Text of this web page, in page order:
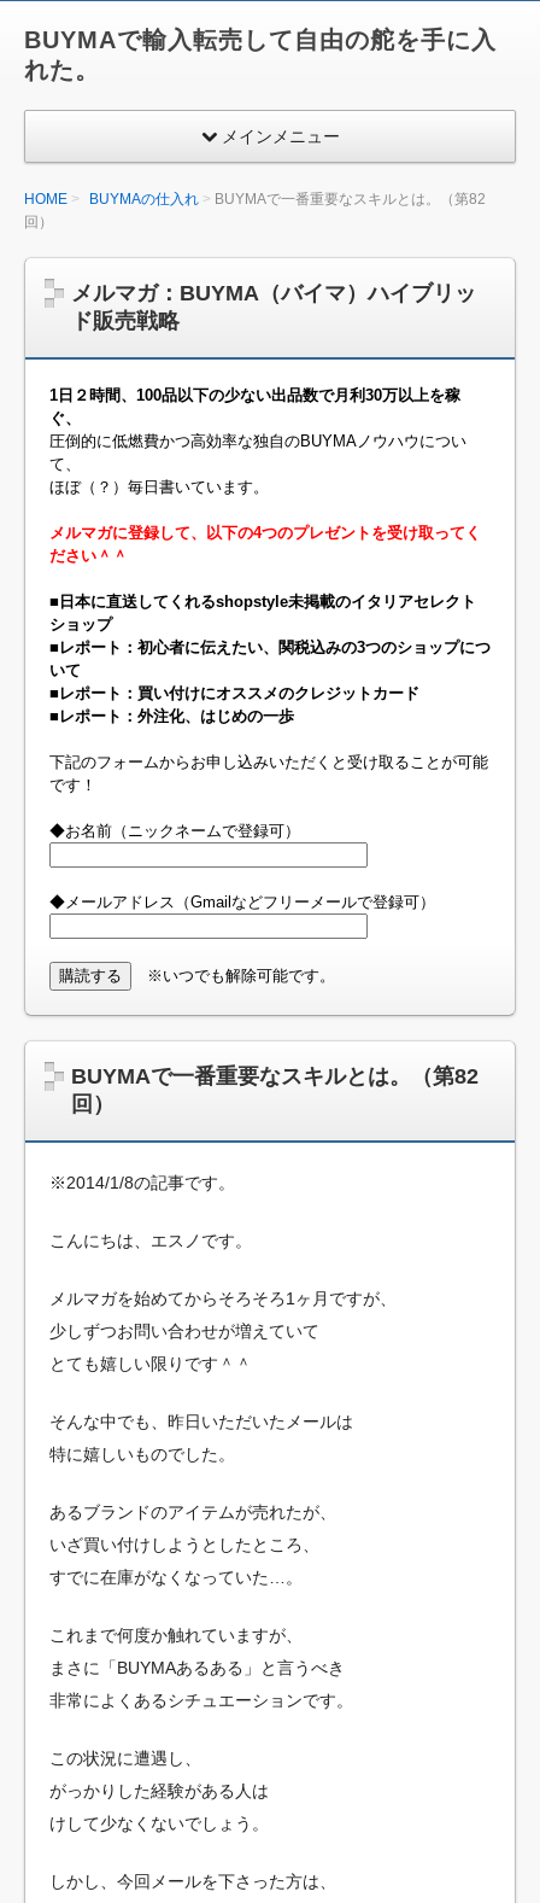
BUYMAで輸入転売して自由の舵を手に入
れた。
メインメニュー
HOME BUYMAの仕入れ
BUYMAで一番重要なスキルとは。（第82
回）
メルマガ：BUYMA（バイマ）ハイブリッ
ド販売戦略
1日２時間、100品以下の少ない出品数で月利30万以上を稼
ぐ、
圧倒的に低燃費かつ高効率な独自のBUYMAノウハウについ
て、
ほぼ（？）毎日書いています。
メルマガに登録して、以下の4つのプレゼントを受け取ってく
ださい＾＾
■日本に直送してくれるshopstyle未掲載のイタリアセレクト
ショップ
■レポート：初心者に伝えたい、関税込みの3つのショップにつ
いて
■レポート：買い付けにオススメのクレジットカード
■レポート：外注化、はじめの一歩
下記のフォームからお申し込みいただくと受け取ることが可能
です！
◆お名前（ニックネームで登録可）
◆メールアドレス（Gmailなどフリーメールで登録可）
※いつでも解除可能です。
BUYMAで一番重要なスキルとは。（第82
回）
※2014/1/8の記事です。
こんにちは、エスノです。
メルマガを始めてからそろそろ1ヶ月ですが、
少しずつお問い合わせが増えていて
とても嬉しい限りです＾＾
そんな中でも、昨日いただいたメールは
特に嬉しいものでした。
あるブランドのアイテムが売れたが、
いざ買い付けしようとしたところ、
すでに在庫がなくなっていた…。
これまで何度か触れていますが、
まさに「BUYMAあるある」と言うべき
非常によくあるシチュエーションです。
この状況に遭遇し、
がっかりした経験がある人は
けして少なくないでしょう。
しかし、今回メールを下さった方は、